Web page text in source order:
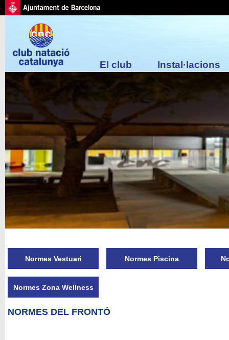
El club Instal·lacions
Normes Vestuari Normes Piscina
Normes Zona Wellness
NORMES DEL FRONTÓ